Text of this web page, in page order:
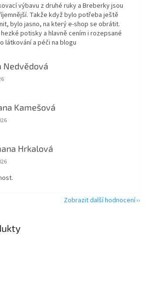
výbavu z druhé ruky a Breberky jsou
Takže když bylo potřeba ještě
bylo jasno, na který e-shop se obrátit.
potisky a hlavně cením i rozepsané
látkování a péči na blogu
Nedvědová
obchodu je 5 z 5 hvězdiček.
Kamešová
obchodu je 5 z 5 hvězdiček.
Hrkalová
obchodu je 5 z 5 hvězdiček.
Zobrazit další hodnocení